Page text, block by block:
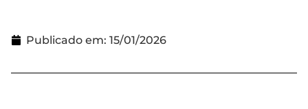
Publicado em: 15/01/2026